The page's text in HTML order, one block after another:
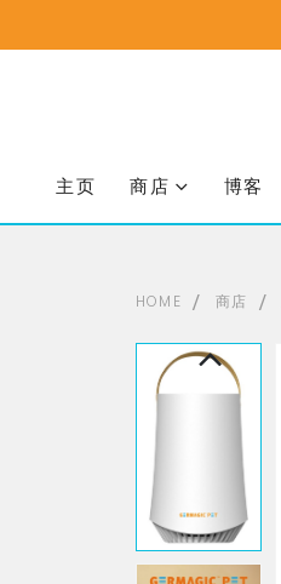
主页 商店 博客
HOME 商店